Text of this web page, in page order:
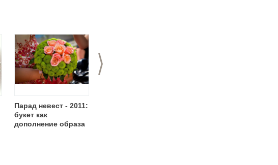
>
Парад невест - 2011:
букет как
дополнение образа